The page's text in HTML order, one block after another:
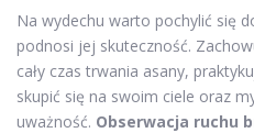
Na wydechu warto pochylić się
podnosi jej skuteczność.
cały czas trwania asany,
skupić się na swoim ciele oraz
uważność. Obserwacja ruchu